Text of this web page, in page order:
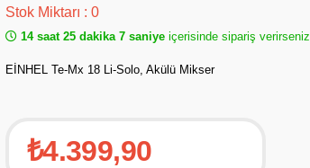
Stok Miktarı : 0
14 saat 25 dakika 6 saniye içerisinde sipariş verirseniz
EİNHEL Te-Mx 18 Li-Solo, Akülü Mikser
₺4.399,90